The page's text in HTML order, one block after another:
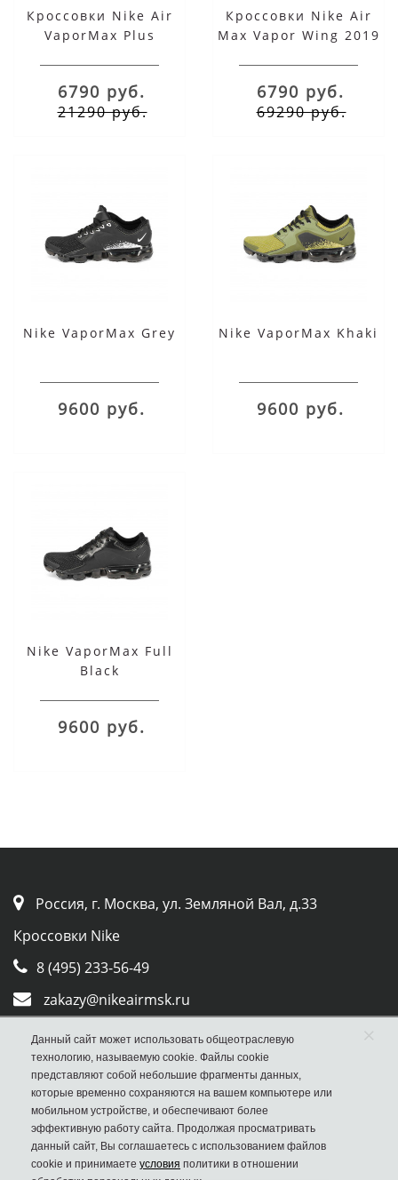
Кроссовки Nike Air
VaporMax Plus
6790 руб.
21290 руб.
Кроссовки Nike Air
Max Vapor Wing 2019
6790 руб.
69290 руб.
Nike VaporMax Grey
9600 руб.
Nike VaporMax Khaki
9600 руб.
Nike VaporMax Full
Black
9600 руб.
Россия, г. Москва, ул. Земляной Вал, д.33
Кроссовки Nike
8 (495) 233-56-49
zakazy@nikeairmsk.ru
Whatsapp
Viber
Данный сайт может использовать общеотраслевую
технологию, называемую cookie. Файлы cookie
представляют собой небольшие фрагменты данных,
которые временно сохраняются на вашем компьютере или
мобильном устройстве, и обеспечивают более
эффективную работу сайта. Продолжая просматривать
данный сайт, Вы соглашаетесь с использованием файлов
cookie и принимаете условия политики в отношении
×